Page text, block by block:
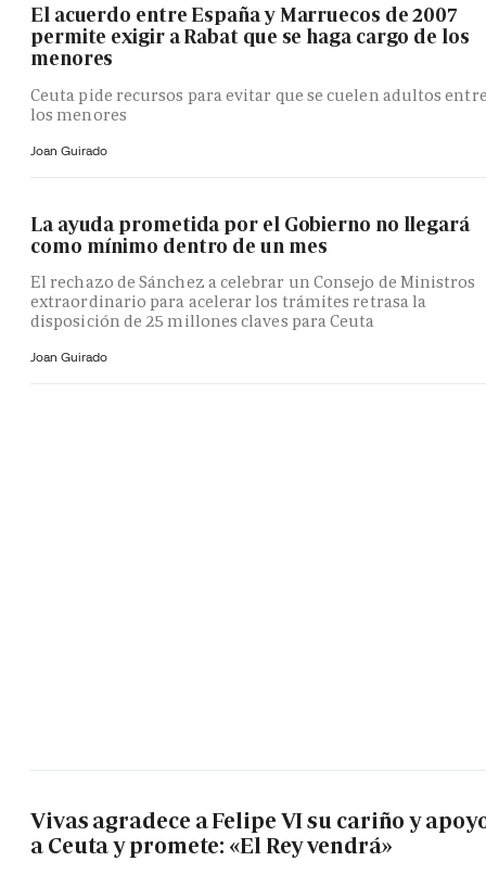
El acuerdo entre España y Marruecos de 2007
permite exigir a Rabat que se haga cargo de los
menores
Ceuta pide recursos para evitar que se cuelen adultos
los menores
Joan Guirado
La ayuda prometida por el Gobierno no llegará
como mínimo dentro de un mes
El rechazo de Sánchez a celebrar un Consejo de Ministros
extraordinario para acelerar los trámites retrasa la
disposición de 25 millones claves para Ceuta
Joan Guirado
Vivas agradece a Felipe VI su cariño y
a Ceuta y promete: «El Rey vendrá»